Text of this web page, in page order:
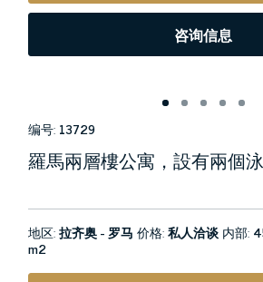
咨询信息
编号: 13729
羅馬兩層樓公寓，設有兩個
地区:拉齐奥 - 罗马 价格:私人洽谈 内部:
m2